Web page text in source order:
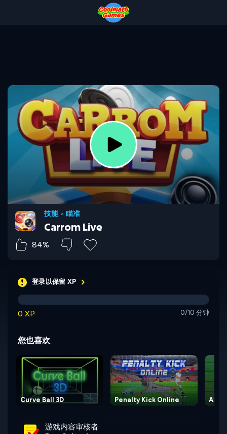
技能> 瞄准
Carrom Live
84%
登录以保留 XP
0 XP 0/10 分钟
您也喜欢
Curve Ball 3D Penalty Kick Online Axe
游戏内容审核者